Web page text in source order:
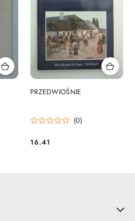
PRZEDWIOŚNIE
(0)
Cena:
16.41